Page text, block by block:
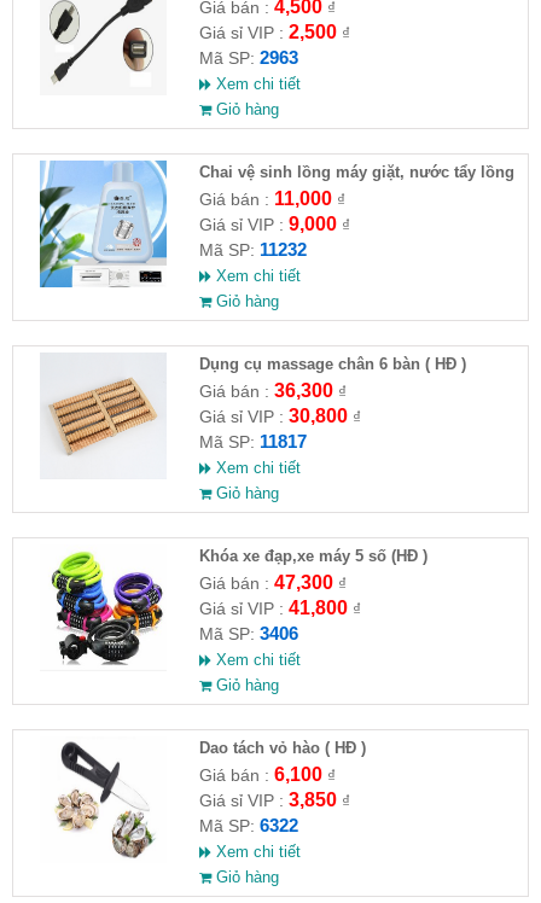
Giá bán : 4,500₫
Giá sỉ VIP : 2,500₫
Mã SP: 2963
Xem chi tiết
Giỏ hàng
Chai vệ sinh lồng máy giặt, nước tẩy lồng
máy giặt CLEANING FLUID
Giá bán : 11,000₫
Giá sỉ VIP : 9,000₫
Mã SP: 11232
Xem chi tiết
Giỏ hàng
Dụng cụ massage chân 6 bàn ( HĐ )
Giá bán : 36,300₫
Giá sỉ VIP : 30,800₫
Mã SP: 11817
Xem chi tiết
Giỏ hàng
Khóa xe đạp,xe máy 5 số (HĐ )
Giá bán : 47,300₫
Giá sỉ VIP : 41,800₫
Mã SP: 3406
Xem chi tiết
Giỏ hàng
Dao tách vỏ hào ( HĐ )
Giá bán : 6,100₫
Giá sỉ VIP : 3,850₫
Mã SP: 6322
Xem chi tiết
Giỏ hàng